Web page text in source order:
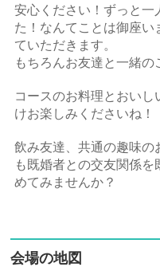
安心ください！ずっと一
た！なんてことは御座い
ていただきます。
もちろんお友達と一緒の
コースのお料理とおい
けお楽しみくださいね！
飲み友達、共通の趣味
も既婚者との交友関係
めてみませんか？
会場の地図